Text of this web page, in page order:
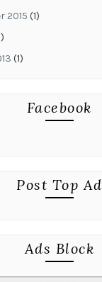
2015 (1)
(1)
Facebook
Post Top Ad
Ads Block